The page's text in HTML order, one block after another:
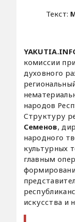
Текст:
комиссии
духовного
народов
Структуру
Семенов,
народного
культурных
главным
искусства и